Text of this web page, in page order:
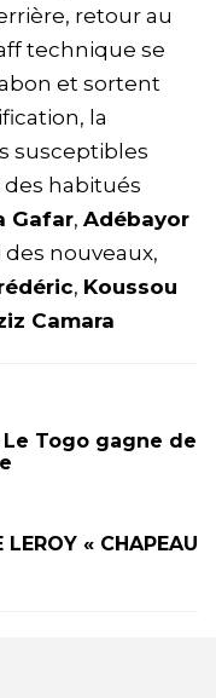
retour au
technique se
et sortent
la
susceptibles
des habitués
Gafar, Adébayor
nouveaux,
, Koussou
Camara
Le Togo gagne de
« CHAPEAU